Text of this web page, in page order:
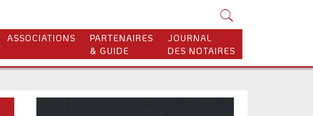
ASSOCIATIONS
PARTENAIRES
& GUIDE
JOURNAL
DES NOTAIRES